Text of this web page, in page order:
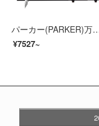
パーカー(PARKER)万年筆ギフトボックスIM深さ黒と
¥7527~